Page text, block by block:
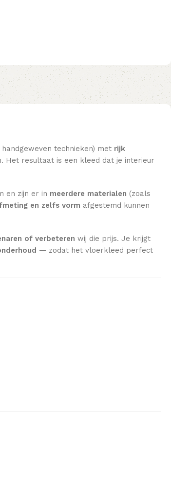
handgeweven technieken) met rijk
Het resultaat is een kleed dat je interieur
en zijn er in meerdere materialen (zoals
en zelfs vorm afgestemd kunnen
of verbeteren wij die prijs. Je krijgt
— zodat het vloerkleed perfect